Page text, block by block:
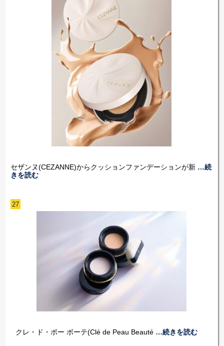
セザンヌ(CEZANNE)からクッションファンデーションが新 …続
きを読む
27
クレ・ド・ポー ボーテ(Clé de Peau Beauté …続きを読む